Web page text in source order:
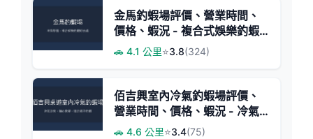
金馬釣蝦場評價、營業時間、
價格、蝦況 - 複合式娛樂釣蝦
體驗
🚗 4.1 公里⭐3.8(324)
佰吉興室內冷氣釣蝦場評價、
營業時間、價格、蝦況 - 冷氣
舒適釣蝦體驗
🚗 4.6 公里⭐3.4(75)